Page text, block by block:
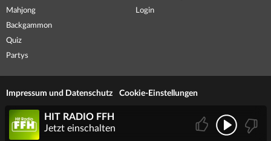
Mahjong
Backgammon
Quiz
Partys
Login
Impressum und Datenschutz Cookie-Einstellungen
HIT RADIO FFH
Jetzt einschalten